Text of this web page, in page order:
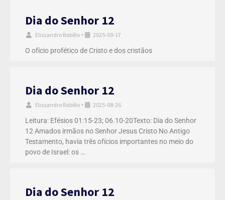
Dia do Senhor 12
Elissandro Rabêlo • 2025-09-17
O ofício profético de Cristo e dos cristãos
Dia do Senhor 12
Elissandro Rabêlo • 2025-08-26
Leitura: Efésios 01:15-23; 06.10-20Texto: Dia do Senhor
12 Amados irmãos no Senhor Jesus Cristo No Antigo
Testamento, havia três ofícios importantes no meio do
povo de Israel: os …
Dia do Senhor 12